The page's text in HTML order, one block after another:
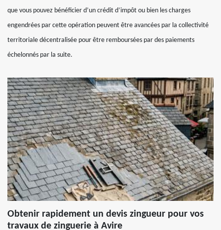
que vous pouvez bénéficier d’un crédit d’impôt ou bien les charges
engendrées par cette opération peuvent être avancées par la collectivité
territoriale décentralisée pour être remboursées par des paiements
échelonnés par la suite.
Obtenir rapidement un devis zingueur pour vos
travaux de zinguerie à Avire